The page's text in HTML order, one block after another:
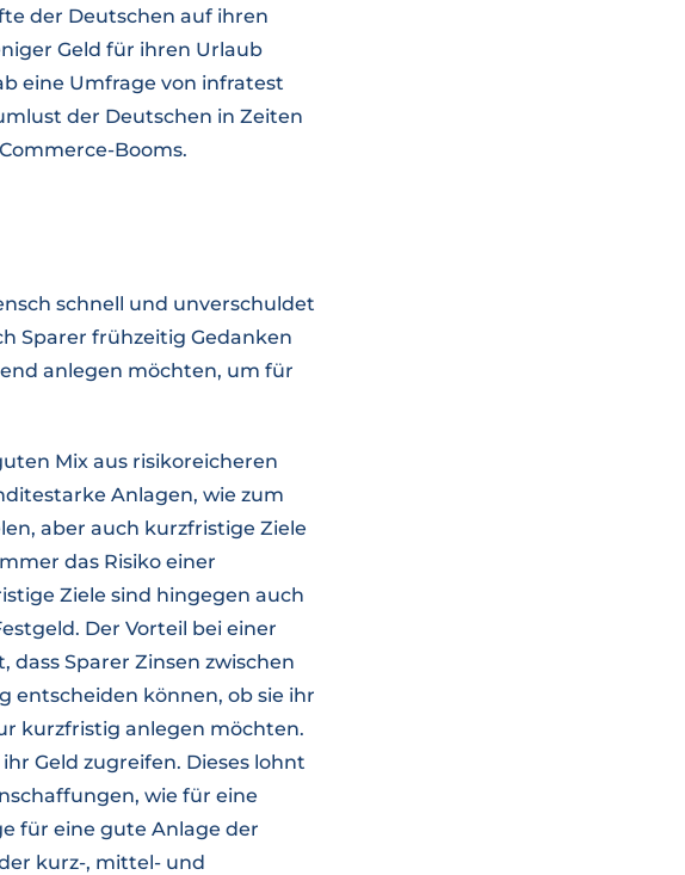
der Deutschen auf ihren
Geld für ihren Urlaub
eine Umfrage von infratest
der Deutschen in Zeiten
Booms.
schnell und unverschuldet
Sparer frühzeitig Gedanken
anlegen möchten, um für
Mix aus risikoreicheren
Anlagen, wie zum
aber auch kurzfristige Ziele
das Risiko einer
Ziele sind hingegen auch
Der Vorteil bei einer
dass Sparer Zinsen zwischen
entscheiden können, ob sie ihr
kurzfristig anlegen möchten.
Geld zugreifen. Dieses lohnt
wie für eine
für eine gute Anlage der
kurz-, mittel- und